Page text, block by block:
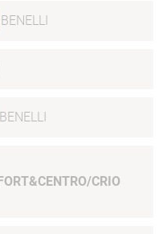
BENELLI
BENELLI
CRIO